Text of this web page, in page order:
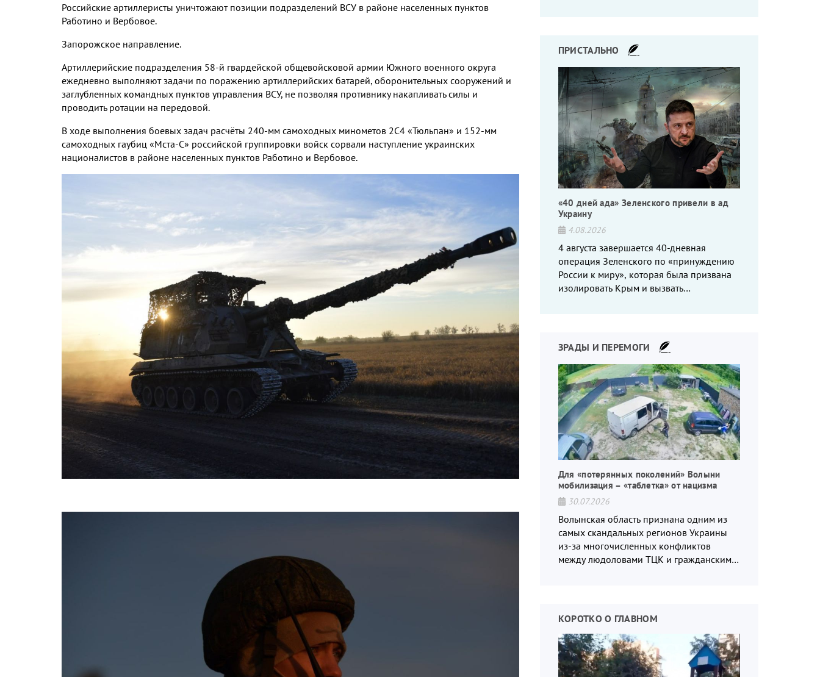
Российские артиллеристы уничтожают позиции подразделений ВСУ в районе населенных пунктов
Работино и Вербовое.
Запорожское направление.
Артиллерийские подразделения 58-й гвардейской общевойсковой армии Южного военного округа
ежедневно выполняют задачи по поражению артиллерийских батарей, оборонительных сооружений и
заглубленных командных пунктов управления ВСУ, не позволяя противнику накапливать силы и
проводить ротации на передовой.
В ходе выполнения боевых задач расчёты 240-мм самоходных минометов 2С4 «Тюльпан» и 152-мм
самоходных гаубиц «Мста-С» российской группировки войск сорвали наступление украинских
националистов в районе населенных пунктов Работино и Вербовое.
ПРИСТАЛЬНО
«40 дней ада» Зеленского привели в ад
Украину
4.08.2026
4 августа завершается 40-дневная
операция Зеленского по «принуждению
России к миру», которая была призвана
изолировать Крым и вызвать
ЗРАДЫ И ПЕРЕМОГИ
Для «потерянных поколений» Волыни
мобилизация – «таблетка» от нацизма
30.07.2026
Волынская область признана одним из
самых скандальных регионов Украины
из-за многочисленных конфликтов
между людоловами ТЦК и гражданским
КОРОТКО О ГЛАВНОМ